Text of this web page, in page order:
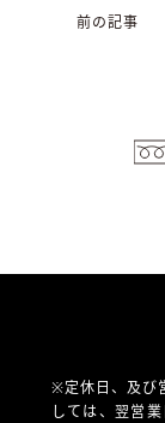
前の記事
※定休日、及び
しては、翌営